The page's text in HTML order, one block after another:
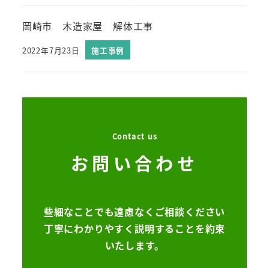
岡崎市 木造家屋 解体工事
2022年7月23日 施工事例
Contact us
お問い合わせ
些細なことでも遠慮なくご相談ください
丁寧にわかりやすく説明することを約束
いたします。